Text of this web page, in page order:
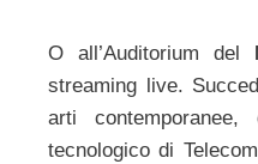
O all’Auditorium del
streaming live.
arti
tecnologico di